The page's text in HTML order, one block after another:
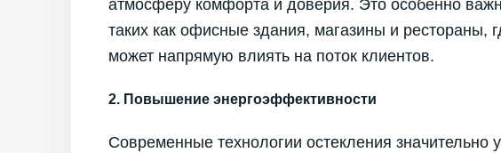
атмосферу комфорта и доверия. Это особенно
таких как офисные здания, магазины и рестораны,
может напрямую влиять на поток клиентов.
2. Повышение энергоэффективности
Современные технологии остекления значительно